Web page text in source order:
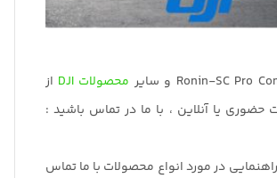
محصولات DJI
از
حضوری یا آنلاین ، با ما در تماس باشید :
در مورد انواع محصولات با ما تماس